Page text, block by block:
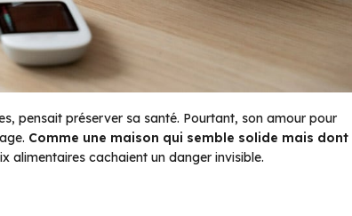
pensait préserver sa santé. Pourtant, son amour pour
Comme une maison qui semble solide mais dont
alimentaires cachaient un danger invisible.